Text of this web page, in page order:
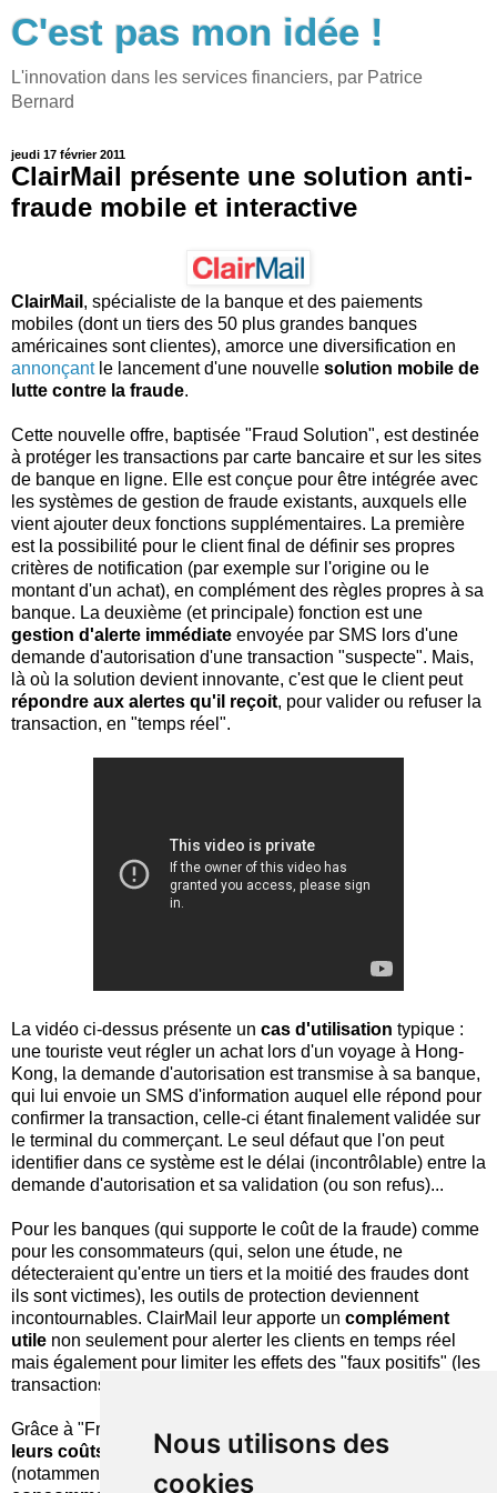
Nous utilisons des
cookies
C'est pas mon idée !
L'innovation dans les services financiers, par Patrice
Bernard
jeudi 17 février 2011
ClairMail présente une solution anti-
fraude mobile et interactive
ClairMail , spécialiste de la banque et des paiements
mobiles (dont un tiers des 50 plus grandes banques
américaines sont clientes), amorce une diversification en
annonçantle lancement d'une nouvelle solution mobile de
lutte contre la fraude.
Cette nouvelle offre, baptisée "Fraud Solution", est destinée
à protéger les transactions par carte bancaire et sur les sites
de banque en ligne. Elle est conçue pour être intégrée avec
les systèmes de gestion de fraude existants, auxquels elle
vient ajouter deux fonctions supplémentaires. La première
est la possibilité pour le client final de définir ses propres
critères de notification (par exemple sur l'origine ou le
montant d'un achat), en complément des règles propres à sa
banque. La deuxième (et principale) fonction est une
gestion d'alerte immédiate envoyée par SMS lors d'une
demande d'autorisation d'une transaction "suspecte". Mais,
là où la solution devient innovante, c'est que le client peut
répondre aux alertes qu'il reçoit, pour valider ou refuser la
transaction, en "temps réel".
La vidéo ci-dessus présente un cas d'utilisation typique :
une touriste veut régler un achat lors d'un voyage à Hong-
Kong, la demande d'autorisation est transmise à sa banque,
qui lui envoie un SMS d'information auquel elle répond pour
confirmer la transaction, celle-ci étant finalement validée sur
le terminal du commerçant. Le seul défaut que l'on peut
identifier dans ce système est le délai (incontrôlable) entre la
demande d'autorisation et sa validation (ou son refus)...
Pour les banques (qui supporte le coût de la fraude) comme
pour les consommateurs (qui, selon une étude, ne
détecteraient qu'entre un tiers et la moitié des fraudes dont
ils sont victimes), les outils de protection deviennent
incontournables. ClairMail leur apporte un complément
utile non seulement pour alerter les clients en temps réel
mais également pour limiter les effets des "faux positifs" (les
transactions suspectées à tort).
Grâce à "Fraud Solution",
les banques pourront réduire
leurs coûts
d'après-vente liés à la gestion de la fraude
(notamment dans la résolution des litiges) et